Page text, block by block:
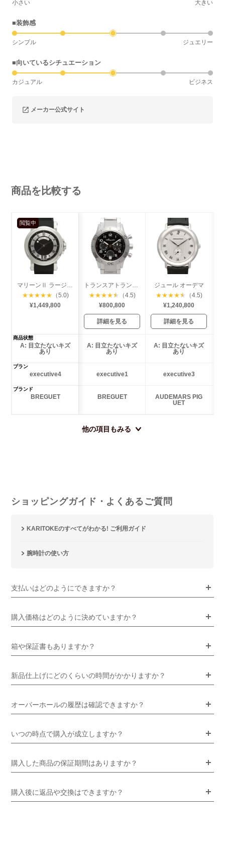
小さい 大きい
■装飾感
シンプル ジュエリー
■向いているシチュエーション
カジュアル ビジネス
メーカー公式サイト
商品を比較する
閲覧中
★★★★★ （5.0)
¥1,449,800
★★★★★
（4.5)
¥800,800
詳細を見る
ジュール オーデマ
★★★★★
（4.5)
¥1,240,800
詳細を見る
商品状態
A: 目立たないキズ
あり
A: 目立たないキズ
あり
A: 目立たないキズ
あり
プラン
executive4 executive1 executive3
ブランド
BREGUET BREGUET
AUDEMARS PIG
UET
他の項目もみる
ショッピングガイド・よくあるご質問
KARITOKEのすべてがわかる! ご利用ガイド
腕時計の使い方
支払いはどのようにできますか？
購入価格はどのように決めていますか？
箱や保証書もありますか？
新品仕上げにどのくらいの時間がかかりますか？
オーバーホールの履歴は確認できますか？
いつの時点で購入が成立しますか？
購入した商品の保証期間はありますか？
購入後に返品や交換はできますか？